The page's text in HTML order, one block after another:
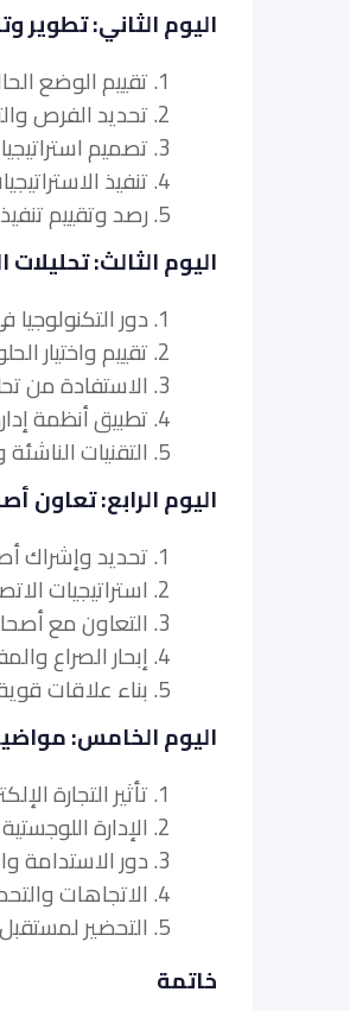
اليوم الثاني: تطوير
1. تقييم الوضع الحالي للعمليات اللوجستية.
2. تحديد الفرص والتحديات في إدارة الخدمات اللوجستية.
3. تصميم استراتيجيات لوجستية فعالة.
4. تنفيذ الاستراتيجيات اللوجستية: أفضل الممارسات والمزالق المحتملة.
5. رصد وتقييم تنفيذ الاستراتيجية اللوجستية.
اليوم الثالث:
1. دور التكنولوجيا في اتخاذ القرارات اللوجستية.
2. تقييم واختيار الحلول التقنية المناسبة للعمليات اللوجستية.
3. الاستفادة من تحليلات البيانات من أجل صياغة استراتيجية اللوجستيات وتنفيذها.
4. تطبيق أنظمة إدارة النقل (TMS) وأنظمة إدارة المستودعات (WMS).
5. التقنيات الناشئة وتأثيرها على إدارة اللوجستيات الإستراتيجية.
اليوم الرابع: تعاون
1. تحديد وإشراك أصحاب المصلحة في إدارة اللوجستيات.
2. استراتيجيات الاتصال الفعال لمديري الخدمات اللوجستية.
3. التعاون مع أصحاب المصلحة لتحقيق الأهداف اللوجستية الاستراتيجية.
4. إبحار الصراع والمفاوضات في إدارة الخدمات اللوجستية.
5. بناء علاقات قوية مع أصحاب المصلحة والحفاظ عليها.
اليوم الخامس:
1. تأثير التجارة الإلكترونية وقنوات البيع بالتجزئة متعددة القنوات على إدارة الخدمات اللوجستية.
2. الإدارة اللوجستية الاستراتيجية في سياق سلاسل التوريد العالمية.
3. دور الاستدامة والمسؤولية الاجتماعية للشركات في العمليات اللوجستية.
4. الاتجاهات والتحديات المستقبلية في الإدارة اللوجستية الاستراتيجية.
5. التحضير لمستقبل الإدارة اللوجستية الاستراتيجية.
خاتمة